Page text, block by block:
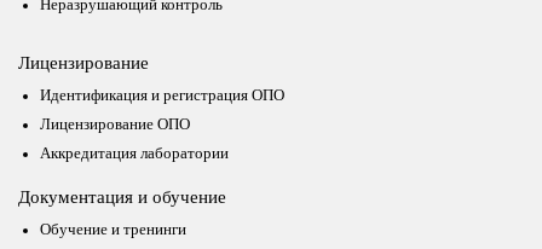
Неразрушающий контроль
Лицензирование
Идентификация и регистрация ОПО
Лицензирование ОПО
Аккредитация лаборатории
Документация и обучение
Обучение и тренинги